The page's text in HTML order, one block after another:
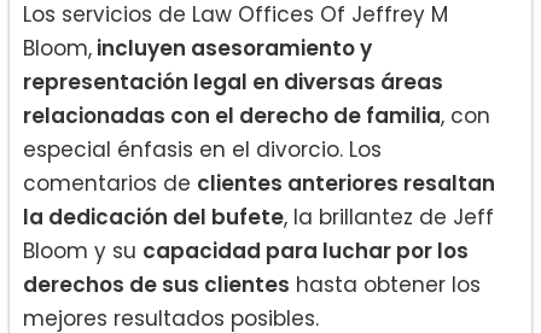
Los servicios de Law Offices Of Jeffrey M
Bloom, incluyen asesoramiento y
representación legal en diversas áreas
relacionadas con el derecho de familia, con
especial énfasis en el divorcio. Los
comentarios de clientes anteriores resaltan
la dedicación del bufete, la brillantez de Jeff
Bloom y su capacidad para luchar por los
derechos de sus clientes hasta obtener los
mejores resultados posibles.